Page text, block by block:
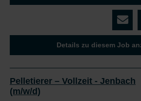
Details zu diesem Job
Pelletierer – Vollzeit - Jenbach
(m/w/d)